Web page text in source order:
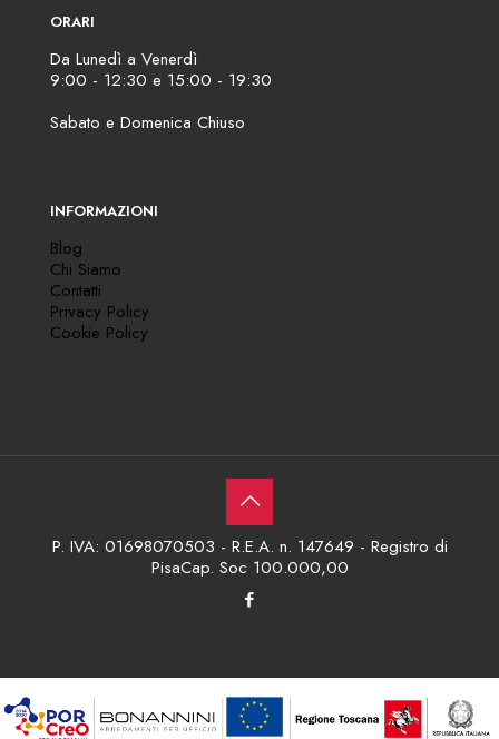
ORARI
Da Lunedì a Venerdì
9:00 - 12:30 e 15:00 - 19:30
Sabato e Domenica Chiuso
INFORMAZIONI
Blog
Chi Siamo
Contatti
Privacy Policy
Cookie Policy
P. IVA: 01698070503 - R.E.A. n. 147649 - Registro di
PisaCap. Soc 100.000,00